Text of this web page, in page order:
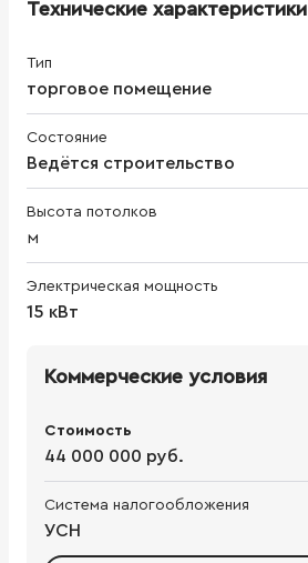
Технические характеристики
Тип
торговое помещение
Состояние
Ведётся строительство
Высота потолков
м
Электрическая мощность
15 кВт
Коммерческие условия
Стоимость
44 000 000 руб.
Система налогообложения
УСН